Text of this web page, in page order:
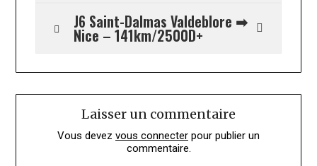
J6 Saint-Dalmas Valdeblore ➡
Nice – 141km/2500D+
Laisser un commentaire
Vous devez vous connecter pour publier un
commentaire.